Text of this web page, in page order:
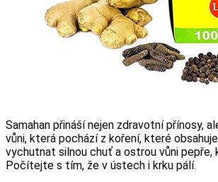
Samahan přináší nejen zdravotní přínosy,
vůni, která pochází z koření, které
vychutnat silnou chuť a ostrou vůni pepře,
Počítejte s tím, že v ústech i krku pálí.